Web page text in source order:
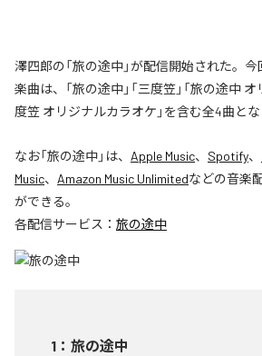
澤四郎の「旅の途中」が配信開始された。
楽曲は、「旅の途中」「三度笠」「旅の途中
度笠 オリジナルカラオケ」を含む全4曲とな
なお「旅の途中」は、 Apple Music、 Spotify、
Music、 Amazon Music Unlimitedなどの音楽
ができる。
各配信サービス： 旅の途中
1 ： 旅の途中